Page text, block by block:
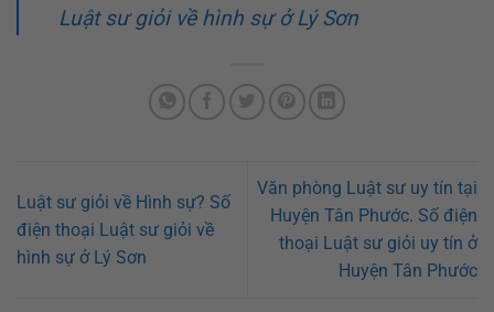
Luật sư giỏi về hình sự ở Lý Sơn
Luật sư giỏi về Hình sự? Số
điện thoại Luật sư giỏi về
hình sự ở Lý Sơn
Văn phòng Luật sư uy tín tại
Huyện Tân Phước. Số điện
thoại Luật sư giỏi uy tín ở
Huyện Tân Phước